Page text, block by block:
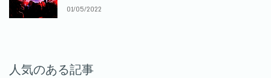
01/05/2022
人気のある記事